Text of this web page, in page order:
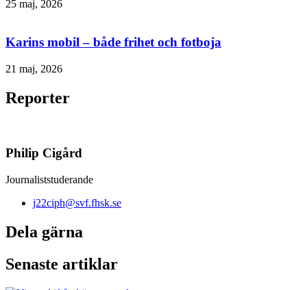
25 maj, 2026
Karins mobil – både frihet och fotboja
21 maj, 2026
Reporter
Philip Cigård
Journaliststuderande
j22ciph@svf.fhsk.se
Dela gärna
Senaste artiklar